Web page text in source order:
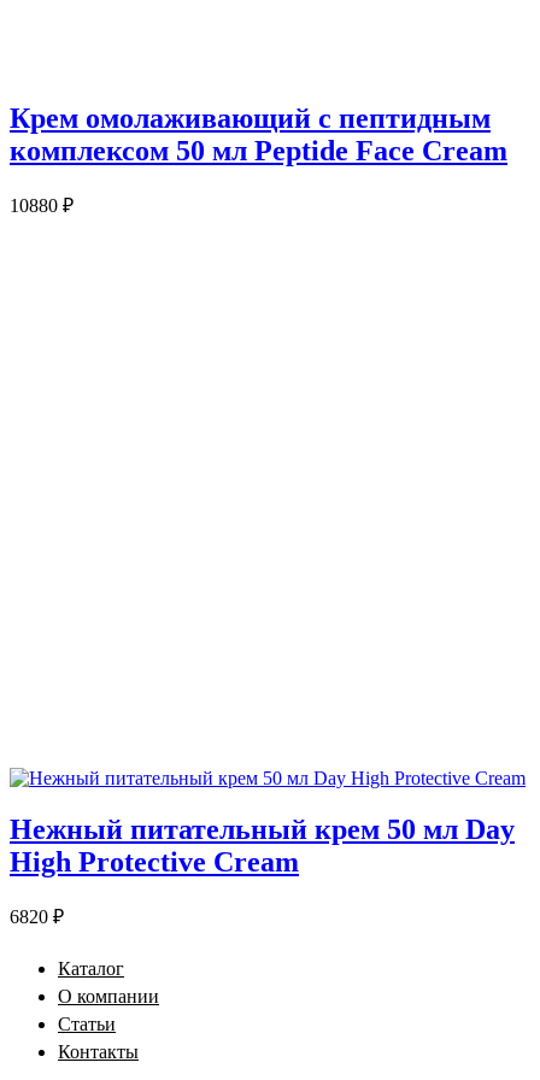
Крем омолаживающий с пептидным
комплексом 50 мл Peptide Face Cream
10880 ₽
Нежный питательный крем 50 мл Day
High Protective Cream
6820 ₽
Каталог
О компании
Статьи
Контакты